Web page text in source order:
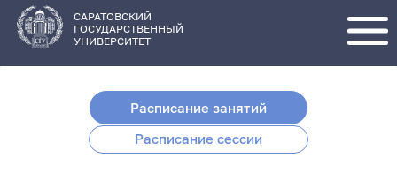
основному
содержанию
САРАТОВСКИЙ
ГОСУДАРСТВЕННЫЙ
УНИВЕРСИТЕТ
Расписание занятий
Расписание сессии